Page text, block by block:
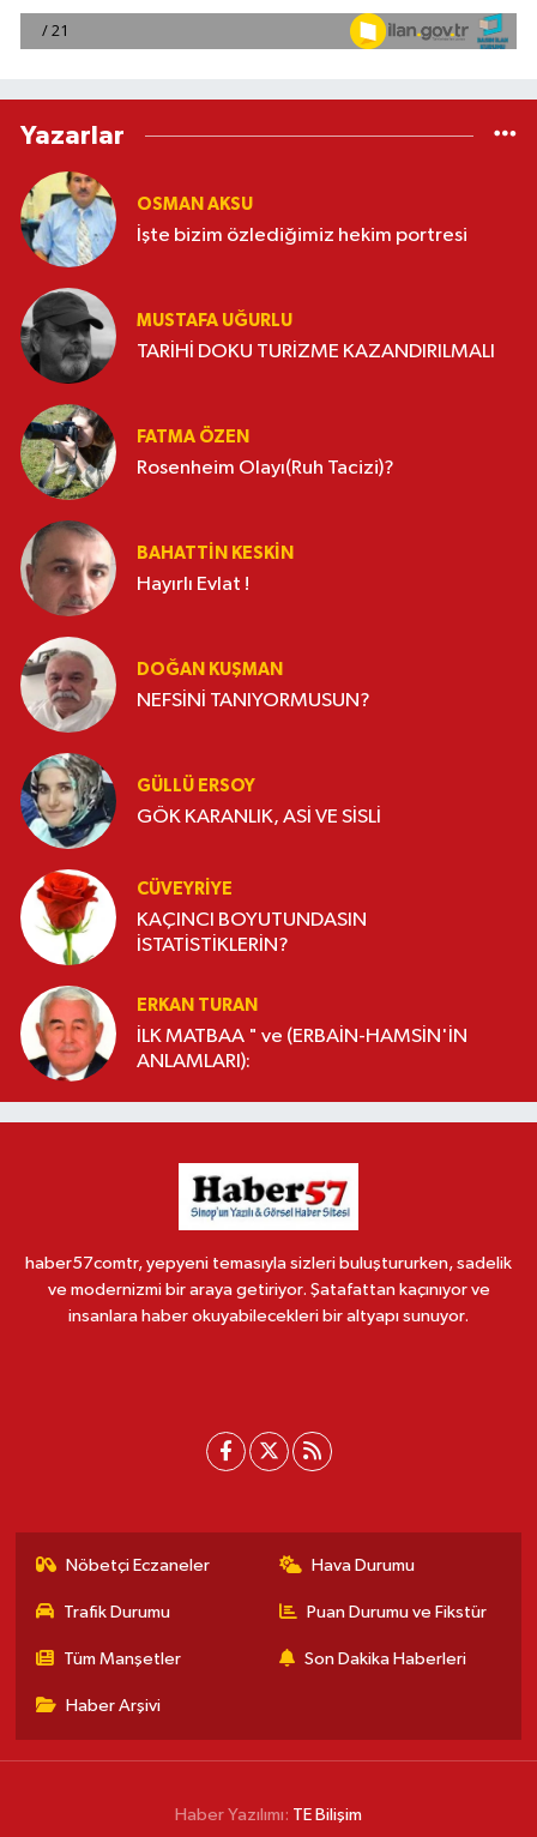
Yazarlar
OSMAN AKSU
İşte bizim özlediğimiz hekim portresi
MUSTAFA UĞURLU
TARİHİ DOKU TURİZME KAZANDIRILMALI
FATMA ÖZEN
Rosenheim Olayı(Ruh Tacizi)?
BAHATTIN KESKİN
Hayırlı Evlat !
DOĞAN KUŞMAN
NEFSİNİ TANIYORMUSUN?
GÜLLÜ ERSOY
GÖK KARANLIK, ASİ VE SİSLİ
CÜVEYRIYE
KAÇINCI BOYUTUNDASIN
İSTATİSTİKLERİN?
ERKAN TURAN
İLK MATBAA " ve (ERBAİN-HAMSİN'İN
ANLAMLARI):
haber57comtr, yepyeni temasıyla sizleri buluştururken, sadelik
ve modernizmi bir araya getiriyor. Şatafattan kaçınıyor ve
insanlara haber okuyabilecekleri bir altyapı sunuyor.
Nöbetçi Eczaneler Hava Durumu
Trafik Durumu Puan Durumu ve Fikstür
Tüm Manşetler Son Dakika Haberleri
Haber Arşivi
Haber Yazılımı: TE Bilişim